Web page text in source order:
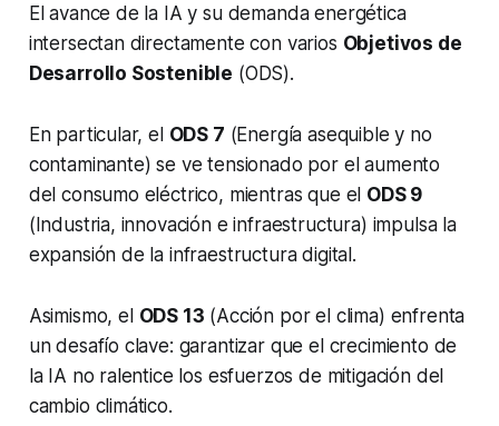
El avance de la IA y su demanda energética
intersectan directamente con varios Objetivos de
Desarrollo Sostenible (ODS).
En particular, el ODS 7 (Energía asequible y no
contaminante) se ve tensionado por el aumento
del consumo eléctrico, mientras que el ODS 9
(Industria, innovación e infraestructura) impulsa la
expansión de la infraestructura digital.
Asimismo, el ODS 13 (Acción por el clima) enfrenta
un desafío clave: garantizar que el crecimiento de
la IA no ralentice los esfuerzos de mitigación del
cambio climático.